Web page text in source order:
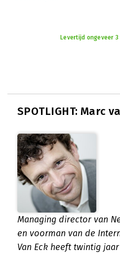
Levertijd ongeveer
SPOTLIGHT: Marc
Managing director van
en voorman van de
Van Eck heeft twintig